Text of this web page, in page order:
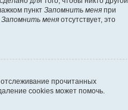
пункт Запомнить меня при
Запомнить меня отсутствует, это
прочитанных
cookies может помочь.